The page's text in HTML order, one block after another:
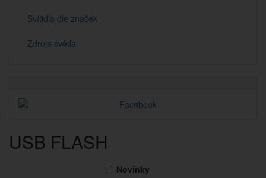
Svítidla dle značek
Zdroje světla
USB FLASH
Novinky